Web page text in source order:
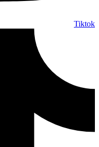
Tiktok